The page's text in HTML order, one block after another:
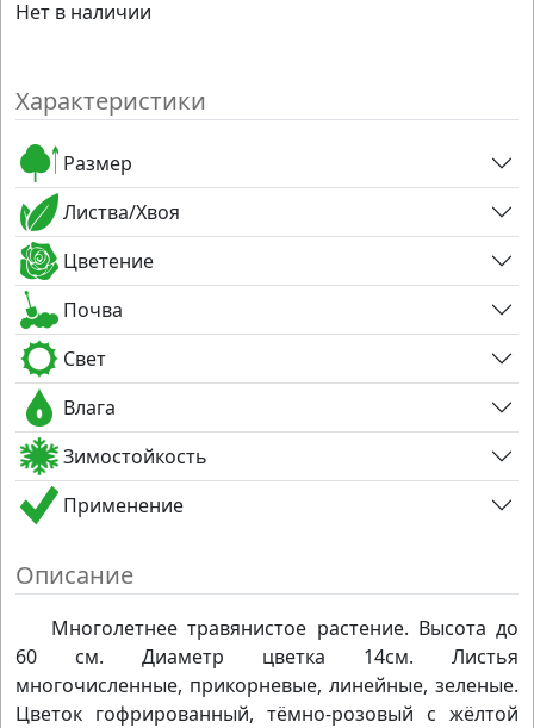
Нет в наличии
Характеристики
Размер
Листва/Хвоя
Цветение
Почва
Свет
Влага
Зимостойкость
Применение
Описание
Многолетнее травянистое растение. Высота до
60 см. Диаметр цветка 14см. Листья
многочисленные, прикорневые, линейные, зеленые.
Цветок гофрированный, тёмно-розовый с жёлтой